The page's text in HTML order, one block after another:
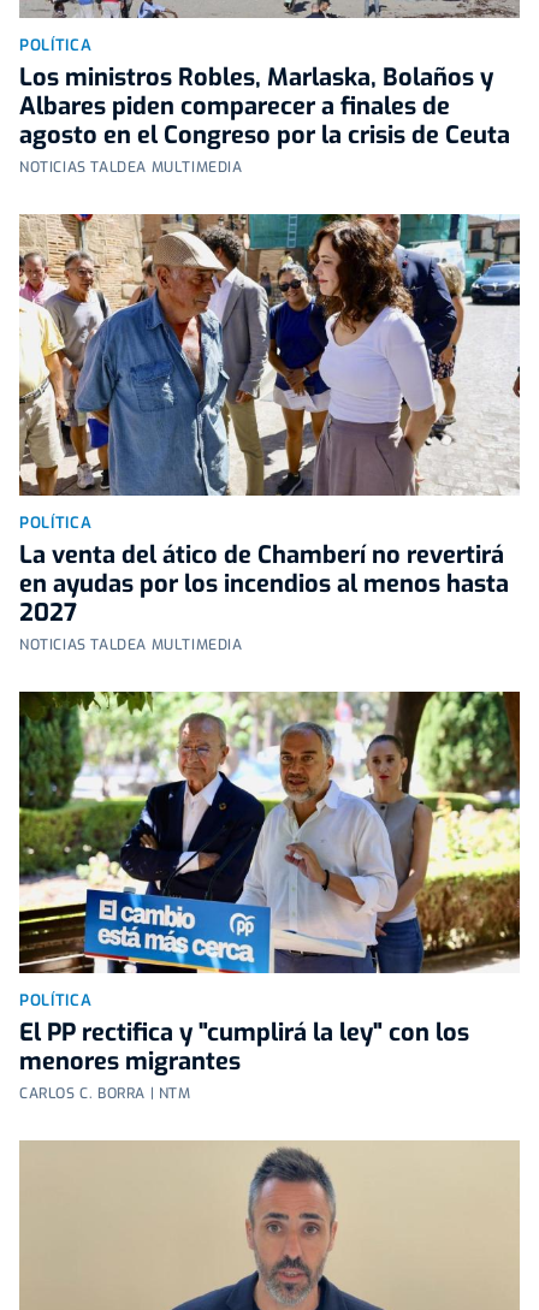
POLÍTICA
Los ministros Robles, Marlaska, Bolaños y
Albares piden comparecer a finales de
agosto en el Congreso por la crisis de Ceuta
NOTICIAS TALDEA MULTIMEDIA
POLÍTICA
La venta del ático de Chamberí no revertirá
en ayudas por los incendios al menos hasta
2027
NOTICIAS TALDEA MULTIMEDIA
POLÍTICA
El PP rectifica y "cumplirá la ley" con los
menores migrantes
CARLOS C. BORRA | NTM